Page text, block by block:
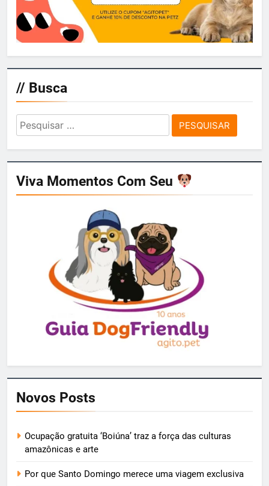
// Busca
Pesquisar
por:
Viva Momentos Com Seu
Novos Posts
Ocupação gratuita ‘Boiúna’ traz a força das culturas
amazônicas e arte
Por que Santo Domingo merece uma viagem exclusiva